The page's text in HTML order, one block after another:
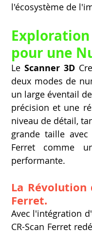
l'écosystème de
Exploration
pour une
Le Scanner 3D
deux modes de
un large éventail
précision et une
niveau de détail,
grande taille
Ferret comme
performante.
La Révolution
Ferret.
Avec l'intégration
CR-Scan Ferret